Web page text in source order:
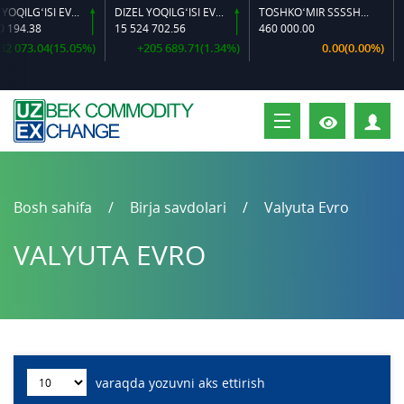
DIZEL YOQILG‘ISI EVRO L-K-4
DIZEL YOQILG‘ISI EVRO-L II K-4 SSDF
15 524 702.56
+205 689.71(1.34%)
TOSHKO‘MIR SSSSH-13
460 000.00
0.00(0.00%)
Bosh sahifa Birja savdolari Valyuta Evro
VALYUTA EVRO
varaqda yozuvni aks ettirish